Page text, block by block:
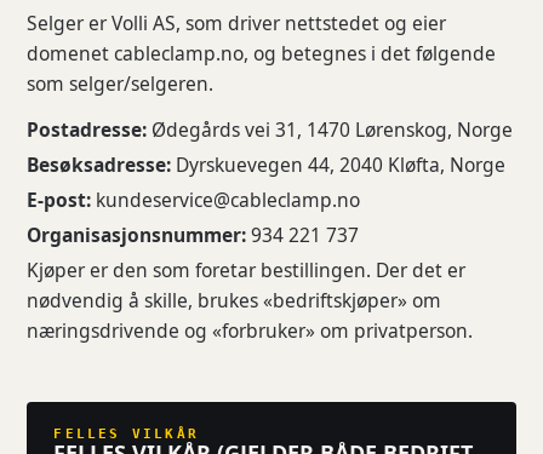
Selger er Volli AS, som driver nettstedet og eier
domenet cableclamp.no, og betegnes i det følgende
som selger/selgeren.
Postadresse: Ødegårds vei 31, 1470 Lørenskog, Norge
Besøksadresse: Dyrskuevegen 44, 2040 Kløfta, Norge
E-post: kundeservice@cableclamp.no
Organisasjonsnummer:934 221 737
Kjøper er den som foretar bestillingen. Der det er
nødvendig å skille, brukes «bedriftskjøper» om
næringsdrivende og «forbruker» om privatperson.
FELLES VILKÅR